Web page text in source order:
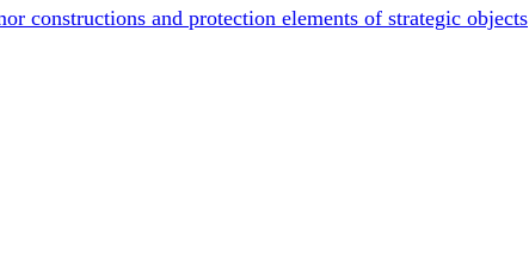
constructions and protection elements of strategic objects